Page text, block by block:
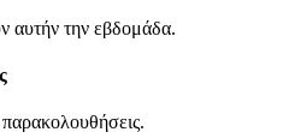
αυτήν την εβδομάδα.
παρακολουθήσεις.